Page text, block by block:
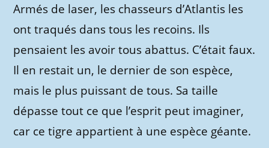
Armés de laser, les chasseurs d’Atlantis les
ont traqués dans tous les recoins. Ils
pensaient les avoir tous abattus. C’était faux.
Il en restait un, le dernier de son espèce,
mais le plus puissant de tous. Sa taille
dépasse tout ce que l’esprit peut imaginer,
car ce tigre appartient à une espèce géante.